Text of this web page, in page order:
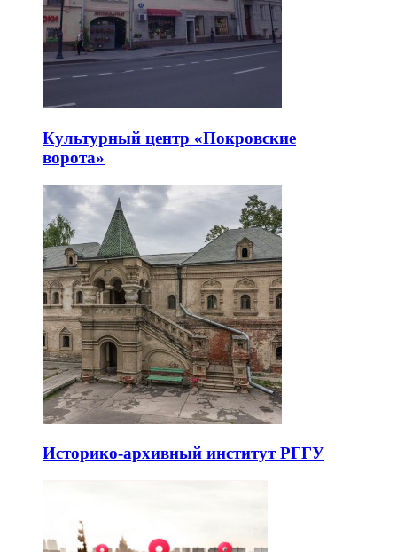
Культурный центр «Покровские
ворота»
Историко-архивный институт РГГУ